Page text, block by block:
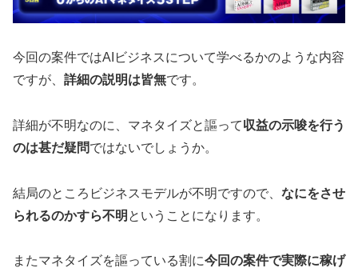
今回の案件ではAIビジネスについて学べるかのような内容
ですが、 詳細の説明は皆無です。
詳細が不明なのに、マネタイズと謳って収益の示唆を行う
のは甚だ疑問ではないでしょうか。
結局のところビジネスモデルが不明ですので、 なにをさせ
られるのかすら不明 ということになります。
またマネタイズを謳っている割に今回の案件で実際に稼げ